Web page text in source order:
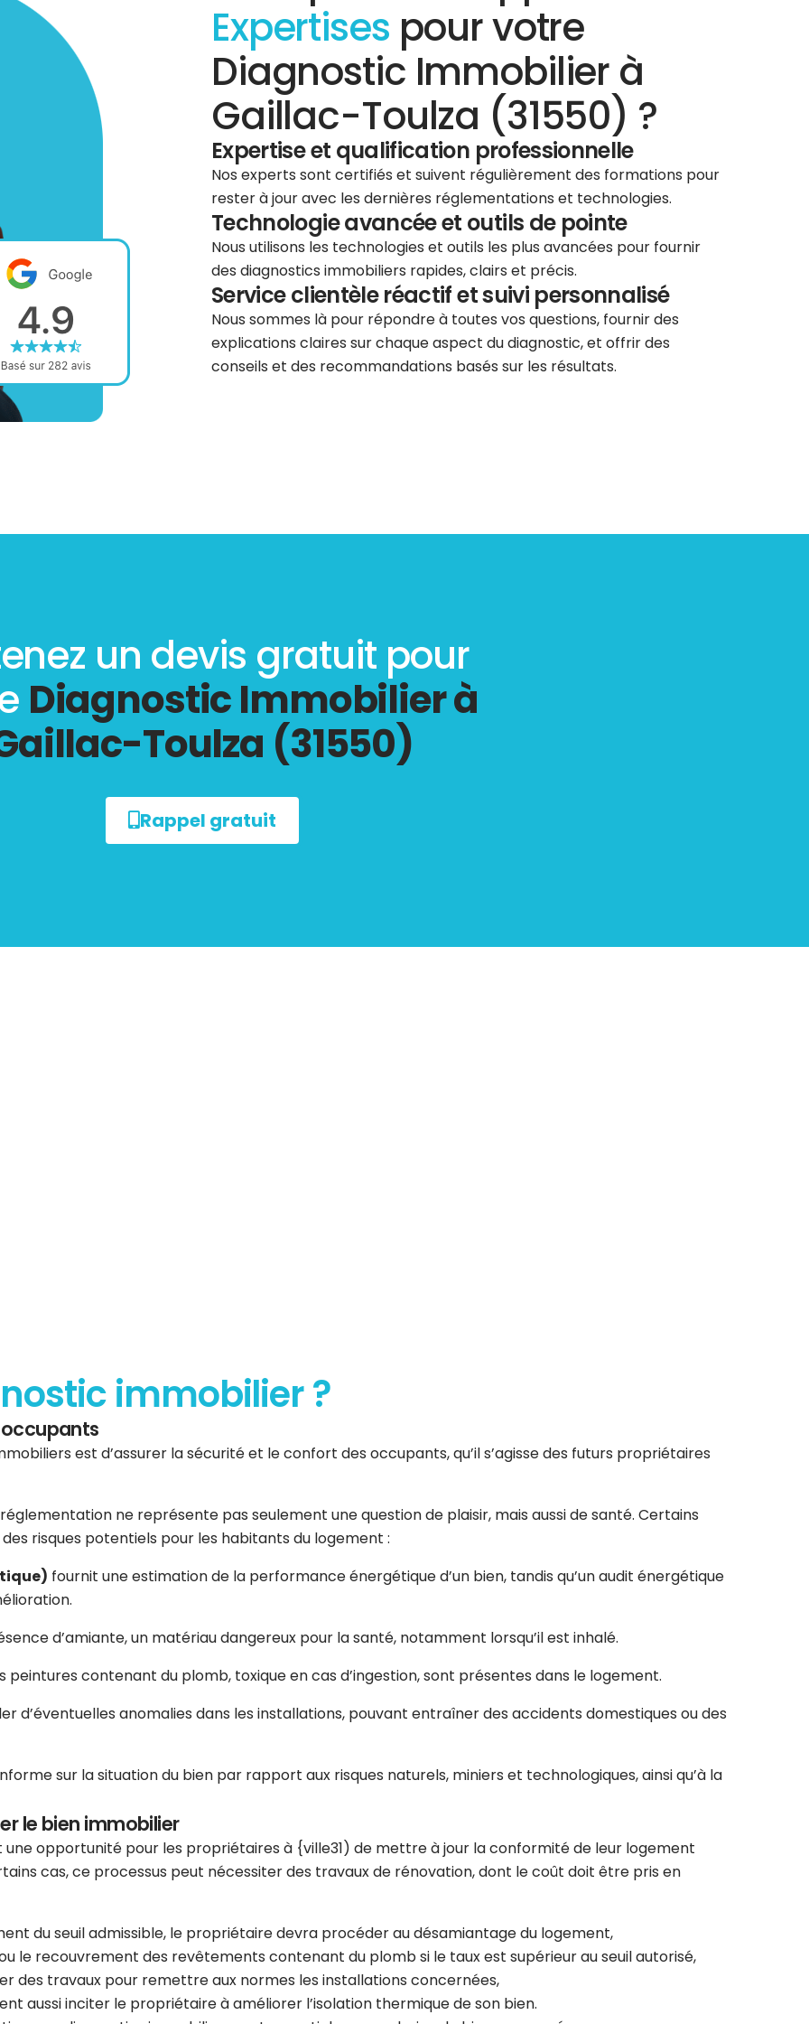
Expertises pour votre
Diagnostic Immobilier à
Gaillac-Toulza (31550) ?
Expertise et qualification professionnelle
Nos experts sont certifiés et suivent régulièrement des formations pour
rester à jour avec les dernières réglementations et technologies.
Technologie avancée et outils de pointe
Nous utilisons les technologies et outils les plus avancées pour fournir
des diagnostics immobiliers rapides, clairs et précis.
Service clientèle réactif et suivi personnalisé
Nous sommes là pour répondre à toutes vos questions, fournir des
explications claires sur chaque aspect du diagnostic, et offrir des
conseils et des recommandations basés sur les résultats.
un devis gratuit pour
Diagnostic Immobilier à
Toulza (31550)
Rappel gratuit
immobilier ?
est d’assurer la sécurité et le confort des occupants, qu’il s’agisse des futurs propriétaires
ne représente pas seulement une question de plaisir, mais aussi de santé. Certains
risques potentiels pour les habitants du logement :
fournit une estimation de la performance énergétique d’un bien, tandis qu’un audit énergétique
d’amiante, un matériau dangereux pour la santé, notamment lorsqu’il est inhalé.
peintures contenant du plomb, toxique en cas d’ingestion, sont présentes dans le logement.
d’éventuelles anomalies dans les installations, pouvant entraîner des accidents domestiques ou des
sur la situation du bien par rapport aux risques naturels, miniers et technologiques, ainsi qu’à la
le bien immobilier
opportunité pour les propriétaires à {ville31) de mettre à jour la conformité de leur logement
cas, ce processus peut nécessiter des travaux de rénovation, dont le coût doit être pris en
du seuil admissible, le propriétaire devra procéder au désamiantage du logement,
le recouvrement des revêtements contenant du plomb si le taux est supérieur au seuil autorisé,
des travaux pour remettre aux normes les installations concernées,
aussi inciter le propriétaire à améliorer l’isolation thermique de son bien.